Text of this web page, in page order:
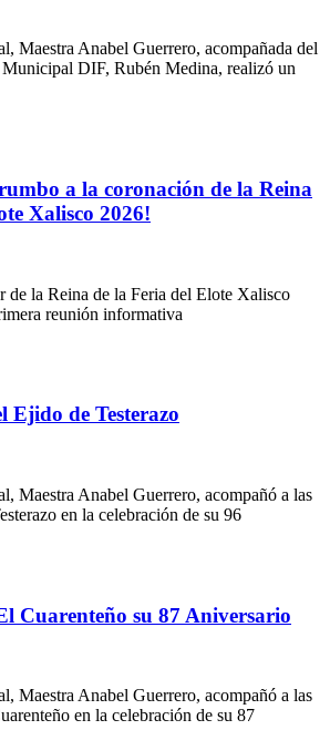
Maestra Anabel Guerrero, acompañada del
Municipal DIF, Rubén Medina, realizó un
a la coronación de la Reina
Xalisco 2026!
de la Reina de la Feria del Elote Xalisco
reunión informativa
Ejido de Testerazo
Maestra Anabel Guerrero, acompañó a las
en la celebración de su 96
Cuarenteño su 87 Aniversario
Maestra Anabel Guerrero, acompañó a las
en la celebración de su 87